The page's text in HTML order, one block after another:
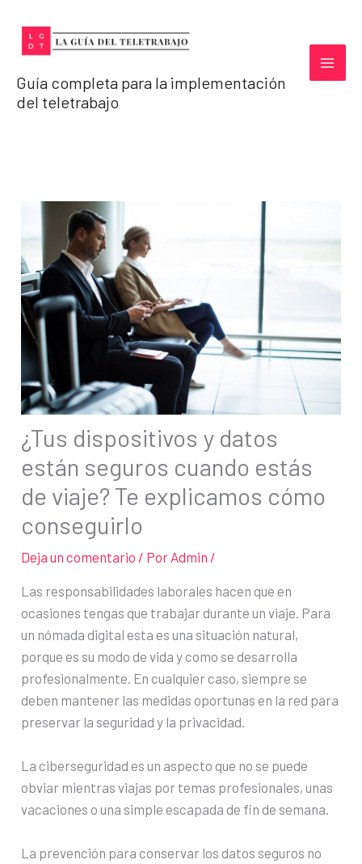
contenido
Guía completa para la implementación
del teletrabajo
¿Tus dispositivos y datos
están seguros cuando estás
de viaje? Te explicamos cómo
conseguirlo
Deja un comentario / Por Admin /
Las responsabilidades laborales hacen que en
ocasiones tengas que trabajar durante un viaje. Para
un nómada digital esta es una situación natural,
porque es su modo de vida y como se desarrolla
profesionalmente. En cualquier caso, siempre se
deben mantener las medidas oportunas en la red para
preservar la seguridad y la privacidad.
La ciberseguridad es un aspecto que no se puede
obviar mientras viajas por temas profesionales, unas
vacaciones o una simple escapada de fin de semana.
La prevención para conservar los datos seguros no